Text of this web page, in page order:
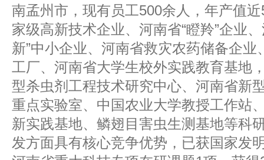
南孟州市，现有员工500余人，年产值
家级高新技术企业、河南省“瞪羚”企业
新”中小企业、河南省救灾农药储备企业
工厂、河南省大学生校外实践教育基地
型杀虫剂工程技术研究中心、河南省新
重点实验室、中国农业大学教授工作站
新实践基地、鳞翅目害虫生测基地等科
发方面具有核心竞争优势，已获国家发